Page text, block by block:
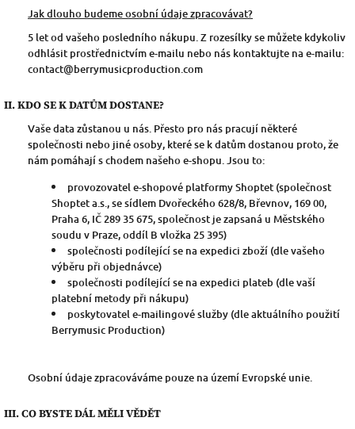
Jak dlouho budeme osobní údaje zpracovávat?
5 let od vašeho posledního nákupu. Z rozesílky se můžete kdykoliv
odhlásit prostřednictvím e-mailu nebo nás kontaktujte na e-mailu:
contact@berrymusicproduction.com
II. KDO SE K DATŮM DOSTANE?
Vaše data zůstanou u nás. Přesto pro nás pracují některé
společnosti nebo jiné osoby, které se k datům dostanou proto, že
nám pomáhají s chodem našeho e-shopu. Jsou to:
provozovatel e-shopové platformy Shoptet (společnost
Shoptet a.s., se sídlem Dvořeckého 628/8, Břevnov, 169 00,
Praha 6, IČ 289 35 675, společnost je zapsaná u Městského
soudu v Praze, oddíl B vložka 25 395)
společnosti podílející se na expedici zboží (dle vašeho
výběru při objednávce)
společnosti podílející se na expedici plateb (dle vaší
platební metody při nákupu)
poskytovatel e-mailingové služby (dle aktuálního použití
Berrymusic Production)
Osobní údaje zpracováváme pouze na území Evropské unie.
III. CO BYSTE DÁL MĚLI VĚDĚT